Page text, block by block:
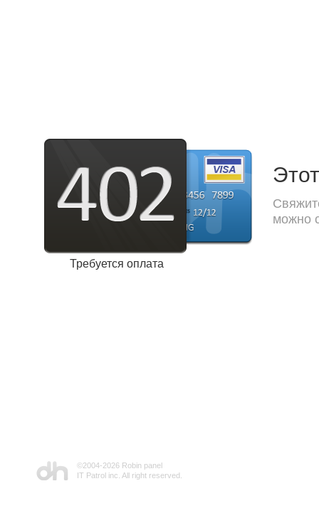
Требуется оплата
можно
©2004-2026 Robin panel
IT Patrol inc. All right reserved.